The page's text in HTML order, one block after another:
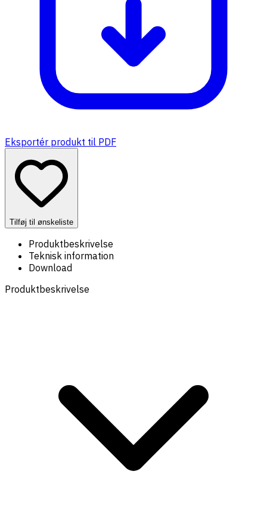
Eksportér produkt til PDF
Tilføj til ønskeliste
Produktbeskrivelse
Teknisk information
Download
Produktbeskrivelse